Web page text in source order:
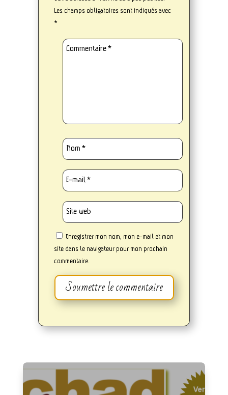
Les champs obligatoires sont indiqués avec
*
Enregistrer mon nom, mon e-mail et mon
site dans le navigateur pour mon prochain
commentaire.
Soumettre le commentaire